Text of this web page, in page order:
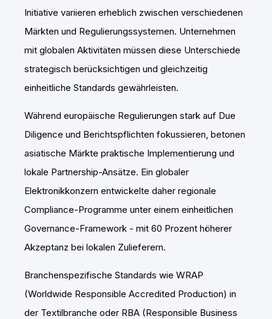
Initiative variieren erheblich zwischen verschiedenen
Märkten und Regulierungssystemen. Unternehmen
mit globalen Aktivitäten müssen diese Unterschiede
strategisch berücksichtigen und gleichzeitig
einheitliche Standards gewährleisten.
Während europäische Regulierungen stark auf Due
Diligence und Berichtspflichten fokussieren, betonen
asiatische Märkte praktische Implementierung und
lokale Partnership-Ansätze. Ein globaler
Elektronikkonzern entwickelte daher regionale
Compliance-Programme unter einem einheitlichen
Governance-Framework - mit 60 Prozent höherer
Akzeptanz bei lokalen Zulieferern.
Branchenspezifische Standards wie WRAP
(Worldwide Responsible Accredited Production) in
der Textilbranche oder RBA (Responsible Business